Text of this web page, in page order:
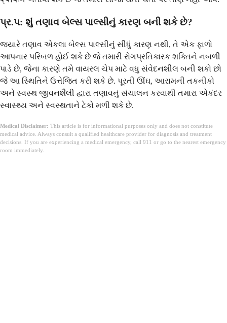
પ્ર.૫: શું તણાવ બેલ્સ પાલ્સીનું કારણ બની શકે છે?
જ્યારે તણાવ એકલા બેલ્સ પાલ્સીનું સીધું કારણ નથી, તે એક ફાળો
આપનાર પરિબળ હોઈ શકે છે જે તમારી રોગપ્રતિકારક શક્તિને નબળી
પાડે છે, જેના કારણે તમે વાયરલ ચેપ માટે વધુ સંવેદનશીલ બની શકો છો
જે આ સ્થિતિને ઉત્તેજિત કરી શકે છે. પૂરતી ઊંઘ, આરામની તકનીકો
અને સ્વસ્થ જીવનશૈલી દ્વારા તણાવનું સંચાલન કરવાથી તમારા એકંદર
સ્વાસ્થ્ય અને સ્વસ્થતાને ટેકો મળી શકે છે.
Medical Disclaimer: This article is for informational purposes only and does not constitute
medical advice. Always consult a qualified healthcare provider for diagnosis and treatment
decisions. If you are experiencing a medical emergency, call 911 or go to the nearest emergency
room immediately.